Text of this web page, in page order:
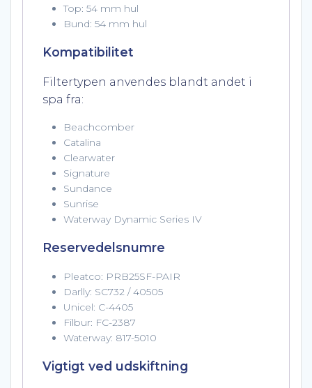
Top: 54 mm hul
Bund: 54 mm hul
Kompatibilitet
Filtertypen anvendes blandt andet i
spa fra:
Beachcomber
Catalina
Clearwater
Signature
Sundance
Sunrise
Waterway Dynamic Series IV
Reservedelsnumre
Pleatco: PRB25SF-PAIR
Darlly: SC732 / 40505
Unicel: C-4405
Filbur: FC-2387
Waterway: 817-5010
Vigtigt ved udskiftning